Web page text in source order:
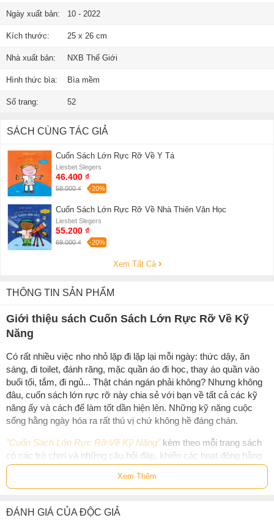
Ngày xuất bản: 10 - 2022
Kích thước: 25 x 26 cm
Nhà xuất bản: NXB Thế Giới
Hình thức bìa: Bìa mềm
Số trang: 52
SÁCH CÙNG TÁC GIẢ
Cuốn Sách Lớn Rực Rỡ Về Y Tá
Liesbet Slegers
46.400 ₫
58.000 ₫ -20%
Cuốn Sách Lớn Rực Rỡ Về Nhà Thiên Văn Học
Liesbet Slegers
55.200 ₫
69.000 ₫ -20%
Xem Tất Cả
THÔNG TIN SẢN PHẨM
Giới thiệu sách Cuốn Sách Lớn Rực Rỡ Về Kỹ
Năng
Có rất nhiều việc nho nhỏ lặp đi lặp lại mỗi ngày: thức dậy, ăn
sáng, đi toilet, đánh răng, mặc quần áo đi học, thay áo quần vào
buổi tối, tắm, đi ngủ... Thật chán ngán phải không? Nhưng không
đâu, cuốn sách lớn rực rỡ này chia sẻ với bạn về tất cả các kỹ
năng ấy và cách để làm tốt dần hiện lên. Những kỹ năng cuộc
sống hằng ngày hóa ra rất thú vị chứ không hề đáng chán.
"Cuốn Sách Lớn Rực Rỡ Về Kỹ Năng"kèm theo mỗi trang sách
có các trò chơi và những câu hỏi đáp, khiến các hoạt động hằng
ngày của chúng mình nom rất hấp dẫn và dễ ghi nhớ.
Slegers, có bán tại Nhà sách online NetaBooks với ưu đãi Bao sách
Xem Thêm
ĐÁNH GIÁ CỦA ĐỘC GIẢ